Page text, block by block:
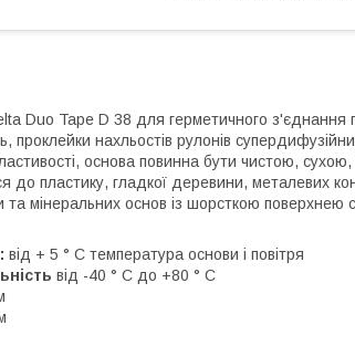
Duo Tape D 38 для герметичного з'єднання
проклейки нахльостів рулонів
основа повинна бути чистою,
до пластику, гладкої деревини, металевих
мінеральних основ із шорсткою поверхнею
від + 5 ° C температура основи і повітря
від -40 ° C до +80 ° C